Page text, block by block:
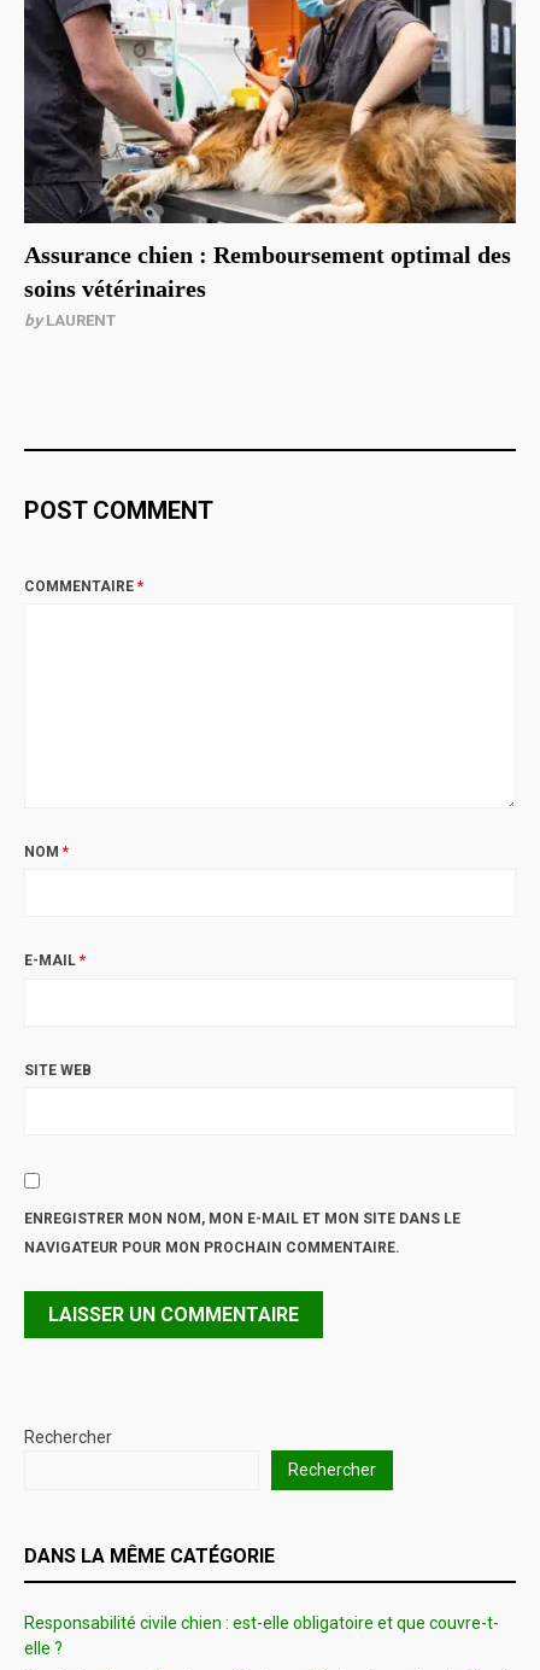
Assurance chien : Remboursement optimal des
soins vétérinaires
byLAURENT
POST COMMENT
COMMENTAIRE *
NOM *
E-MAIL *
SITE WEB
ENREGISTRER MON NOM, MON E-MAIL ET MON SITE DANS LE
NAVIGATEUR POUR MON PROCHAIN COMMENTAIRE.
Rechercher
Rechercher
DANS LA MÊME CATÉGORIE
Responsabilité civile chien : est-elle obligatoire et que couvre-t-
elle ?